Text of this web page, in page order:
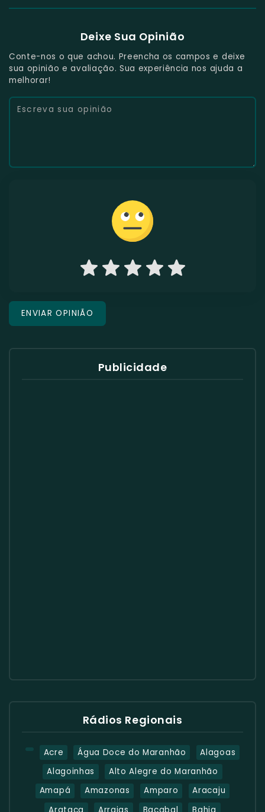
Deixe Sua Opinião
Conte-nos o que achou. Preencha os campos e deixe
sua opinião e avaliação. Sua experiência nos ajuda a
melhorar!
Publicidade
Rádios Regionais
Acre Água Doce do Maranhão
Alagoas
Alagoinhas
Alto Alegre do Maranhão
Amapá
Amazonas Amparo
Aracaju
Arataca
Arraias Bacabal Bahia